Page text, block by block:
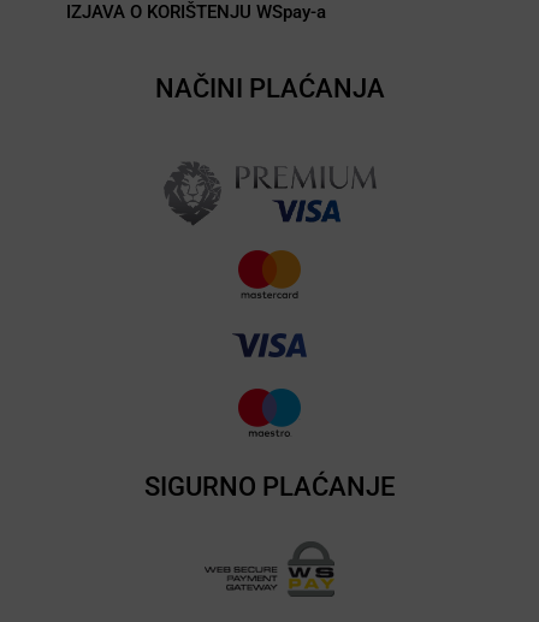
IZJAVA O KORIŠTENJU WSpay-a
NAČINI PLAĆANJA
SIGURNO PLAĆANJE